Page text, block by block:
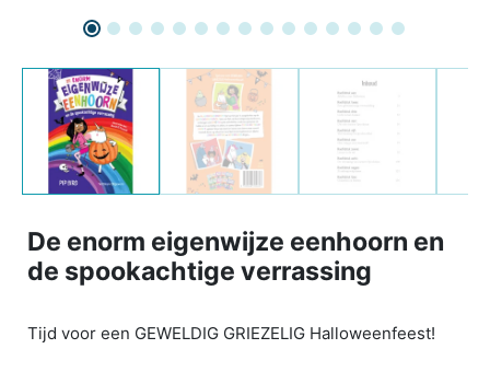
De enorm eigenwijze eenhoorn en
de spookachtige verrassing
Tijd voor een GEWELDIG GRIEZELIG Halloweenfeest!